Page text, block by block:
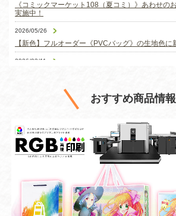
おすすめ商品情報